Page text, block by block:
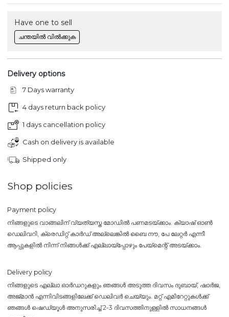
Have one to sell
ചന്തയിൽ വിൽക്കുക
Delivery options
7 Days warranty
4 days return back policy
1 days cancellation policy
Cash on delivery is available
Shipped only
Shop policies
Payment policy
നിങ്ങളുടെ വാങ്ങലിന് വ്യത്യസ്ത മോഡിൽ പണമടയ്ക്കാം. ക്യാഷ് ഓൺ
ഡെലിവറി, ക്രെഡിറ്റ് കാർഡ് അല്ലെങ്കിൽ ബൈ നൗ, പേ ലേറ്റർ എന്നീ
ആപ്പുകളിൽ നിന്ന് നിങ്ങൾക്ക് എല്ലായ്പ്പോഴും പേയ്‌മെന്റ് അടയ്ക്കാം.
Delivery policy
നിങ്ങളുടെ എല്ലാ ഓർഡറുകളും ഞങ്ങൾ അടുത്ത ദിവസം ദുബായ്, ഷാർജ,
അജ്മാൻ എന്നിവിടങ്ങളിലേക്ക് ഡെലിവർ ചെയ്യും. മറ്റ് എമിറേറ്റുകൾക്ക്
ഞങ്ങൾ ഷെഡ്യൂൾ അനുസരിച്ച് 2-3 ദിവസത്തിനുള്ളിൽ സാധനങ്ങൾ